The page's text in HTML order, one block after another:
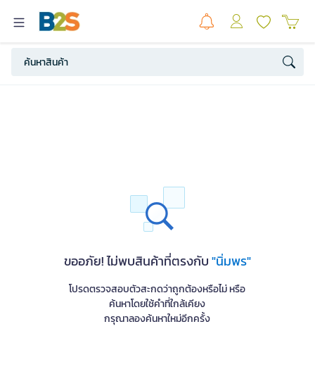
ขออภัย! ไม่พบสินค้าที่ตรงกับ"นิ่มพร"
โปรดตรวจสอบตัวสะกดว่าถูกต้องหรือไม่ หรือ
ค้นหาโดยใช้คำที่ใกล้เคียง
กรุณาลองค้นหาใหม่อีกครั้ง